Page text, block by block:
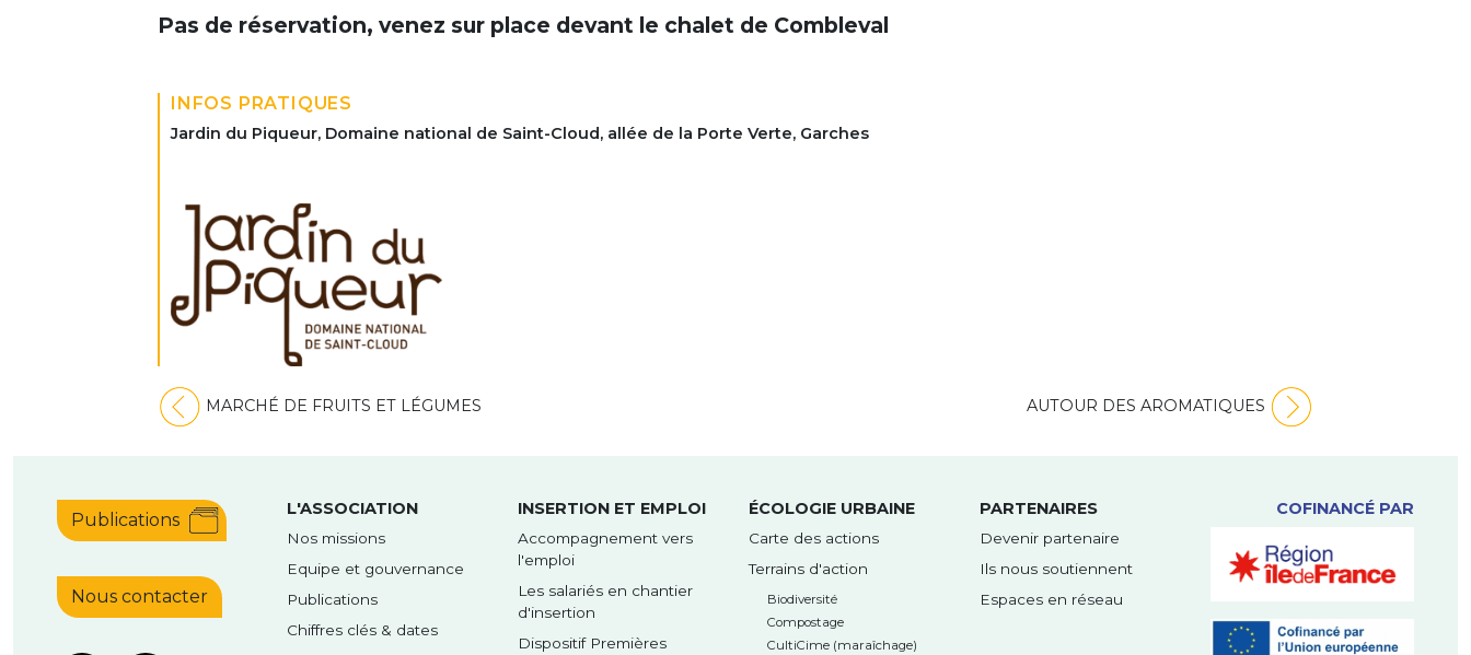
Pas de réservation, venez sur place devant le chalet de Combleval
INFOS PRATIQUES
Jardin du Piqueur, Domaine national de Saint-Cloud, allée de la Porte Verte, Garches
Navigation
MARCHÉ DE FRUITS ET LÉGUMES AUTOUR DES AROMATIQUES
Publications
Nous contacter
L'ASSOCIATION
Nos missions
Equipe et gouvernance
Publications
Chiffres clés & dates
INSERTION ET EMPLOI
Accompagnement vers
l'emploi
Les salariés en chantier
d'insertion
Dispositif Premières
ÉCOLOGIE URBAINE
Carte des actions
Terrains d'action
Biodiversité
Compostage
CultiCime (maraîchage)
PARTENAIRES
Devenir partenaire
Ils nous soutiennent
Espaces en réseau
COFINANCÉ PAR